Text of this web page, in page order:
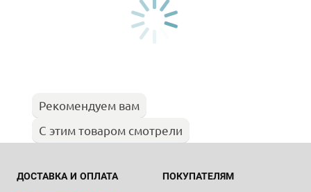
Рекомендуем вам
С этим товаром смотрели
ДОСТАВКА И ОПЛАТА ПОКУПАТЕЛЯМ